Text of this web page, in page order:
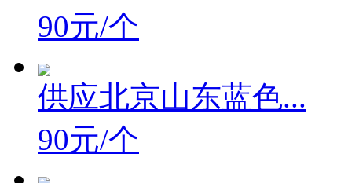
供应天津蓝色20...
90元/个
供应北京山东蓝色...
90元/个